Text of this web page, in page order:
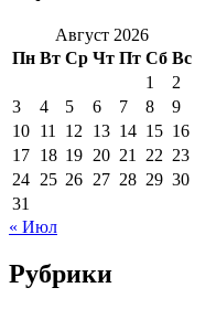
Август 2026
Пн Вт Ср Чт Пт Сб Вс
1
2
3
4 5 6 7 8
9
10 11 12 13 14 15 16
17 18 19 20 21 22 23
24 25 26 27 28 29 30
31
« Июл
Рубрики